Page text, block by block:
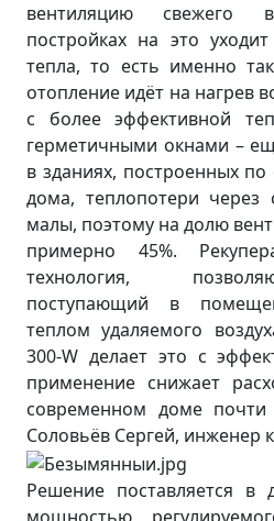
вентиляцию свежего
постройках на это
тепла, то есть именно
отопление идёт на нагрев
с более эффективной
герметичными окнами –
в зданиях, построенных по
дома, теплопотери
малы, поэтому на долю
примерно 45%.
технология,
поступающий в
теплом удаляемого
300-W делает это с
применение снижает
современном доме почти
Соловьёв Сергей, инженер
Решение поставляется в